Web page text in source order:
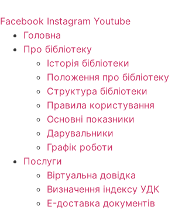
до
вмісту
Facebook Instagram Youtube
Головна
Про бібліотеку
Історія бібліотеки
Положення про бібліотеку
Структура бібліотеки
Правила користування
Основні показники
Дарувальники
Графік роботи
Послуги
Віртуальна довідка
Визначення індексу УДК
E-доставка документів